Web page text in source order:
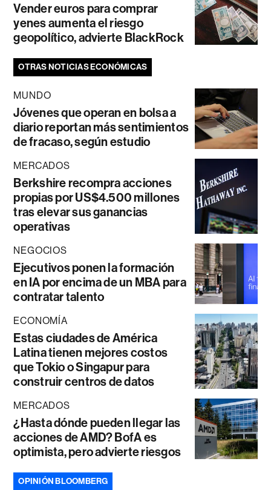
Vender euros para comprar
yenes aumenta el riesgo
geopolítico, advierte BlackRock
OTRAS NOTICIAS ECONÓMICAS
MUNDO
Jóvenes que operan en bolsa a
diario reportan más sentimientos
de fracaso, según estudio
MERCADOS
Berkshire recompra acciones
propias por US$4.500 millones
tras elevar sus ganancias
operativas
NEGOCIOS
Ejecutivos ponen la formación
en IA por encima de un MBA para
contratar talento
ECONOMÍA
Estas ciudades de América
Latina tienen mejores costos
que Tokio o Singapur para
construir centros de datos
MERCADOS
¿Hasta dónde pueden llegar las
acciones de AMD? BofA es
optimista, pero advierte riesgos
OPINIÓN BLOOMBERG